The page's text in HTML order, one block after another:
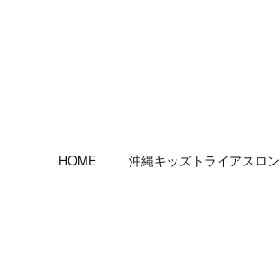
HOME 沖縄キッズトライアスロン